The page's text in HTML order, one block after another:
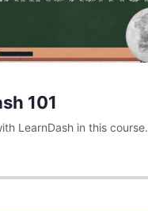
101
LearnDash in this course.